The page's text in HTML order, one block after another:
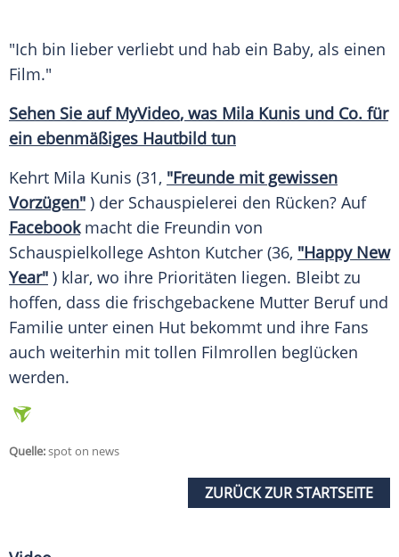
"Ich bin lieber verliebt und hab ein Baby, als einen
Film."
Sehen Sie aufMyVideo, was Mila Kunis und Co. für
ein ebenmäßiges Hautbild tun
Kehrt Mila Kunis (31, "Freunde mit gewissen
Vorzügen" ) der Schauspielerei den Rücken? Auf
Facebookmacht die Freundin von
Schauspielkollege Ashton Kutcher (36, "Happy New
Year" ) klar, wo ihre Prioritäten liegen. Bleibt zu
hoffen, dass die frischgebackene Mutter Berufund
Familie unter einen Hut bekommt und ihre Fans
auch weiterhin mit tollen Filmrollen beglücken
werden.
Quelle:spot on news
ZURÜCK ZUR STARTSEITE